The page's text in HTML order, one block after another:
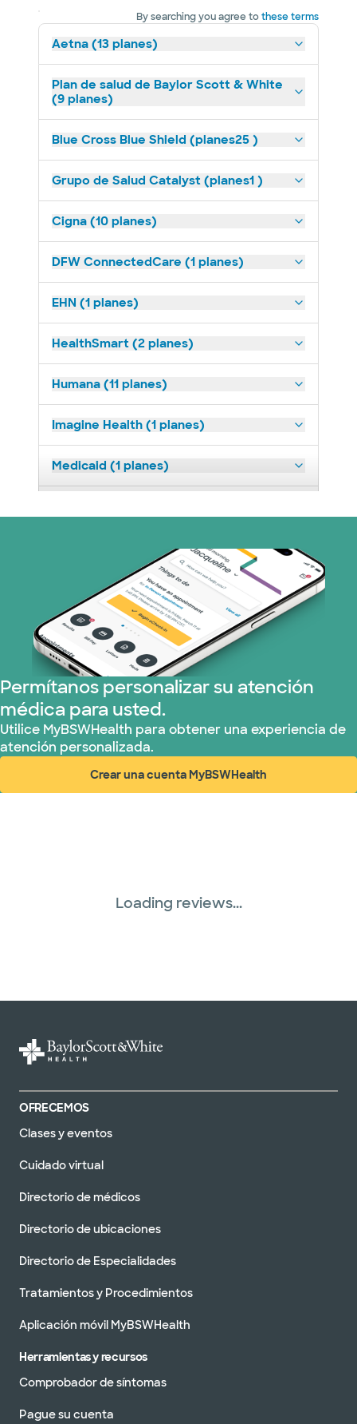
By searching you agree tothese terms
Aetna (13 planes)
Plan de salud de Baylor Scott & White
(9 planes)
Blue Cross Blue Shield (planes25 )
Grupo de Salud Catalyst (planes1 )
Cigna (10 planes)
DFW ConnectedCare (1 planes)
EHN (1 planes)
HealthSmart (2 planes)
Humana (11 planes)
Imagine Health (1 planes)
Medicaid (1 planes)
Nebraska Furniture Mart (3 planes)
Red PHCS (1 planes)
Prism Electric (1 planes)
Plan de Salud Superior (3 planes)
TriWest HealthCare (1 planes)
United HealthCare (28 planes)
WellMed (15 planes)
Permítanos personalizar su atención
médica para usted.
Utilice MyBSWHealth para obtener una experiencia de
atención personalizada.
Crear una cuenta MyBSWHealth
(abre en ventana nueva)
Loading reviews...
OFRECEMOS
Clases y eventos
Cuidado virtual
Directorio de médicos
Directorio de ubicaciones
Directorio de Especialidades
Tratamientos y Procedimientos
Aplicación móvil MyBSWHealth
Herramientas y recursos
Comprobador de síntomas
Pague su cuenta